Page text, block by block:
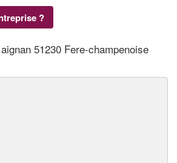
?
51230 Fere-champenoise